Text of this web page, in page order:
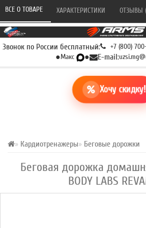
Звонок по России бесплатный: +7 (800)
●Макс ● E-mail:
Хочу скидку!
Кардиотренажеры Беговые дорожки
Беговая дорожка
BODY LABS
ВСЕ О ТОВАРЕ ХАРАКТЕРИСТИКИ ОТЗЫВЫ